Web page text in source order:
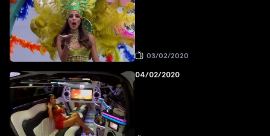
03/02/2020
04/02/2020